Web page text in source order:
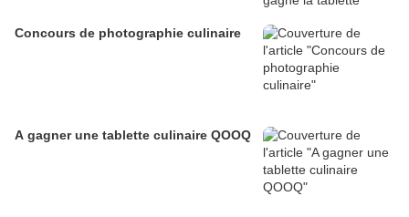
Concours de photographie culinaire
A gagner une tablette culinaire QOOQ